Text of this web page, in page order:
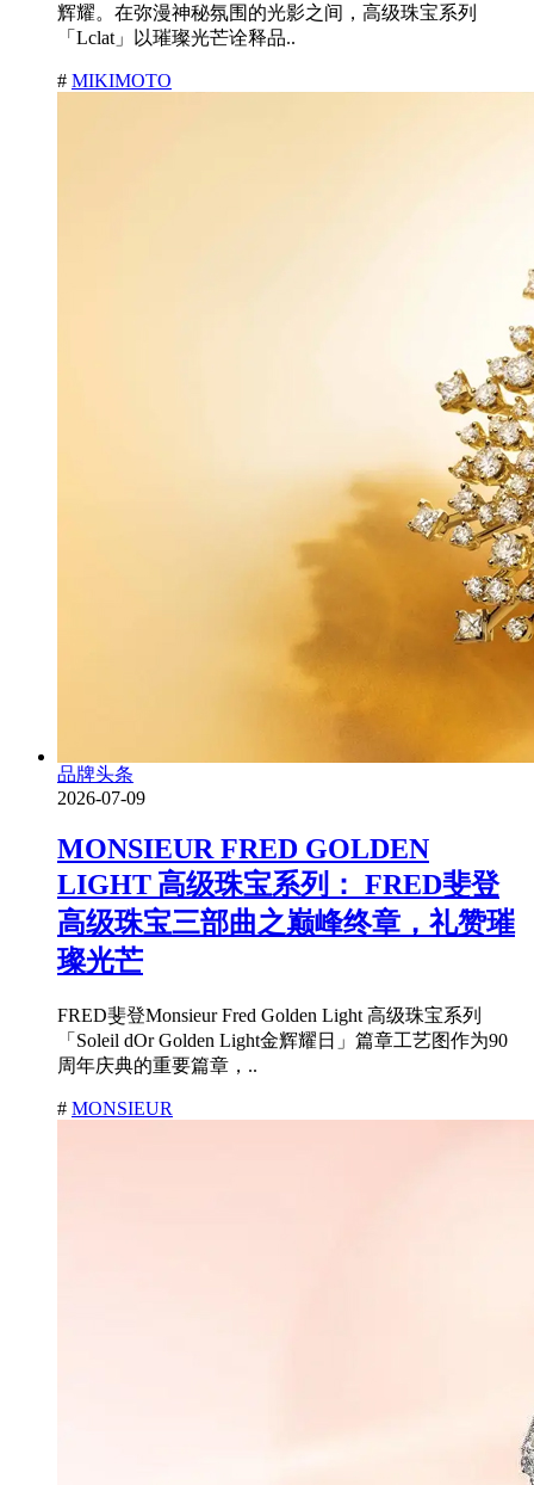
辉耀。在弥漫神秘氛围的光影之间，高级珠宝系列
「Lclat」以璀璨光芒诠释品..
# MIKIMOTO
品牌头条
2026-07-09
MONSIEUR FRED GOLDEN
LIGHT 高级珠宝系列： FRED斐登
高级珠宝三部曲之巅峰终章，礼赞璀
璨光芒
FRED斐登Monsieur Fred Golden Light 高级珠宝系列
「Soleil dOr Golden Light金辉耀日」篇章工艺图作为90
周年庆典的重要篇章，..
# MONSIEUR